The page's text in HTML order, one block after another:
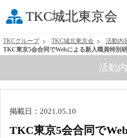
TKC城北東京会
TKCグループ TKC城北東京会
活動内
TKC東京5会合同でWebによる新入職員特別
活動
掲載日：2021.05.10
TKC東京5会合同で